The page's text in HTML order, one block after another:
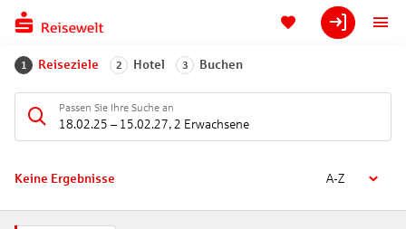
1 Reiseziele 2 Hotel 3 Buchen
Passen Sie Ihre Suche an
18.02.25 – 15.02.27, 2 Erwachsene
Keine Ergebnisse A-Z